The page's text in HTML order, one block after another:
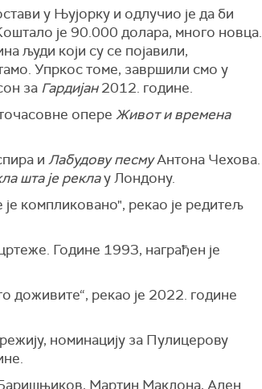
у Њујорку и одлучио је да би
је 90.000 долара, много новца.
људи који су се појавили,
Упркос томе, завршили смо у
за Гардијан2012. године.
опере Живот и времена
и Лабудову песмуАнтона Чехова.
шта је реклау Лондону.
компликовано", рекао је редитељ
Године 1993, награђен је
доживите“, рекао је 2022. године
номинацију за Пулицерову
Мартин Макдона, Ален